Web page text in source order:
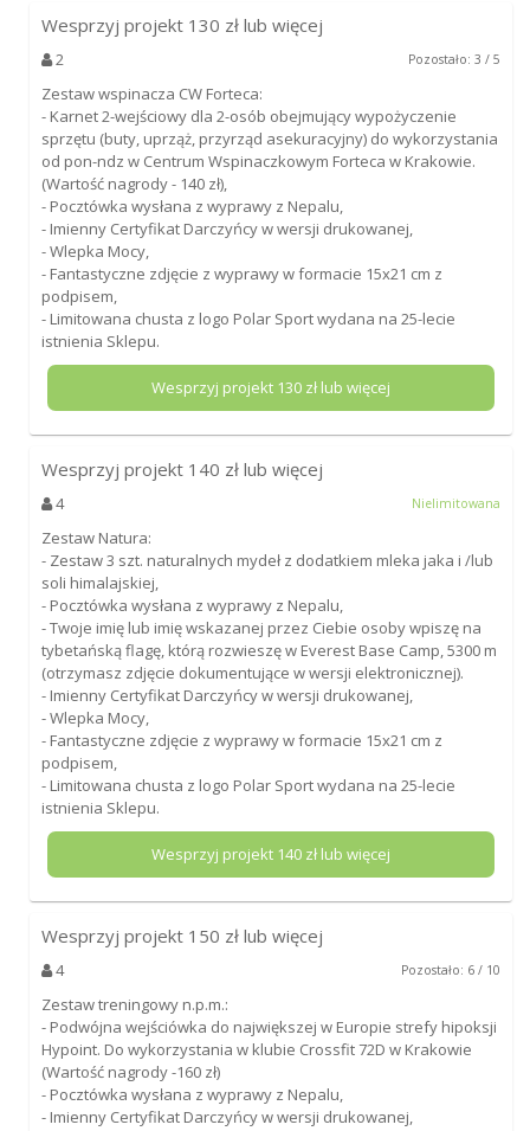
Wesprzyj projekt 130 zł lub więcej
2 Pozostało: 3 / 5
Zestaw wspinacza CW Forteca:
- Karnet 2-wejściowy dla 2-osób obejmujący wypożyczenie
sprzętu (buty, uprząż, przyrząd asekuracyjny) do wykorzystania
od pon-ndz w Centrum Wspinaczkowym Forteca w Krakowie.
(Wartość nagrody - 140 zł),
- Pocztówka wysłana z wyprawy z Nepalu,
- Imienny Certyfikat Darczyńcy w wersji drukowanej,
- Wlepka Mocy,
- Fantastyczne zdjęcie z wyprawy w formacie 15x21 cm z
podpisem,
- Limitowana chusta z logo Polar Sport wydana na 25-lecie
istnienia Sklepu.
Wesprzyj projekt 130zł lub więcej
Wesprzyj projekt 140 zł lub więcej
4 Nielimitowana
Zestaw Natura:
- Zestaw 3 szt. naturalnych mydeł z dodatkiem mleka jaka i /lub
soli himalajskiej,
- Pocztówka wysłana z wyprawy z Nepalu,
- Twoje imię lub imię wskazanej przez Ciebie osoby wpiszę na
tybetańską flagę, którą rozwieszę w Everest Base Camp, 5300 m
(otrzymasz zdjęcie dokumentujące w wersji elektronicznej).
- Imienny Certyfikat Darczyńcy w wersji drukowanej,
- Wlepka Mocy,
- Fantastyczne zdjęcie z wyprawy w formacie 15x21 cm z
podpisem,
- Limitowana chusta z logo Polar Sport wydana na 25-lecie
istnienia Sklepu.
Wesprzyj projekt 140zł lub więcej
Wesprzyj projekt 150 zł lub więcej
4 Pozostało: 6 / 10
Zestaw treningowy n.p.m.:
- Podwójna wejściówka do największej w Europie strefy hipoksji
Hypoint. Do wykorzystania w klubie Crossfit 72D w Krakowie
(Wartość nagrody -160 zł)
- Pocztówka wysłana z wyprawy z Nepalu,
- Imienny Certyfikat Darczyńcy w wersji drukowanej,